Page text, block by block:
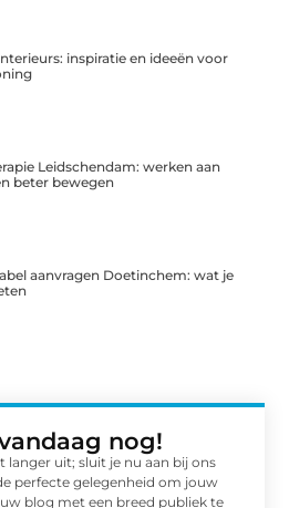
inspiratie en ideeën voor
Leidschendam: werken aan
beter bewegen
aanvragen Doetinchem: wat je
nog!
langer uit; sluit je nu aan bij ons
perfecte gelegenheid om jouw
blog met een breed publiek te